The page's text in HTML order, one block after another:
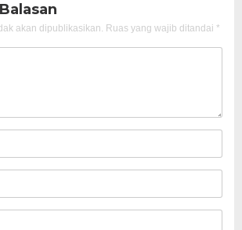
akan dipublikasikan. Ruas yang wajib ditandai *